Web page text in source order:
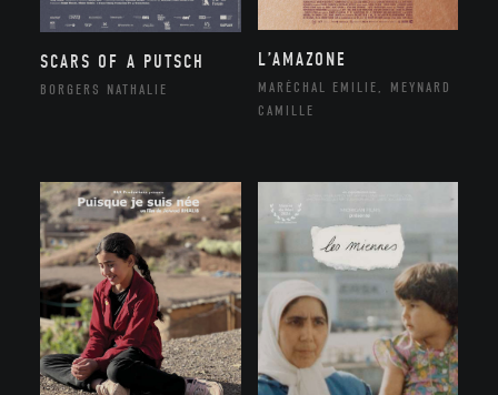
SCARS OF A PUTSCH
BORGERS NATHALIE
L’AMAZONE
MARÉCHAL EMILIE, MEYNARD
CAMILLE